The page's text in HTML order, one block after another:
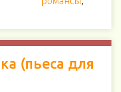
(пьеса для